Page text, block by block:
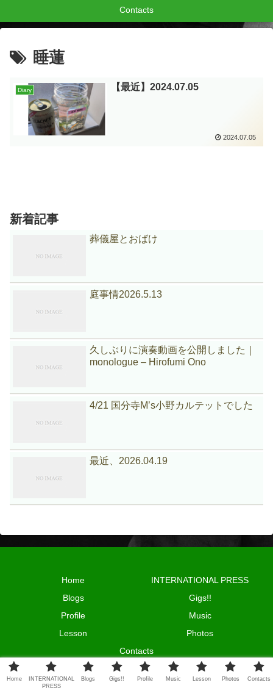
Contacts
睡蓮
Diary 【最近】2024.07.05
2024.07.05
新着記事
葬儀屋とおばけ
庭事情2026.5.13
久しぶりに演奏動画を公開しました｜
monologue – Hirofumi Ono
4/21 国分寺M’s小野カルテットでした
最近、2026.04.19
Home
INTERNATIONAL PRESS
Blogs
Gigs!!
Profile
Music
Lesson
Photos
Contacts
© 2024 HIROFUMI ONO.
Home
INTERNATIONAL
PRESS
Blogs Gigs!! Profile Music Lesson Photos Contacts